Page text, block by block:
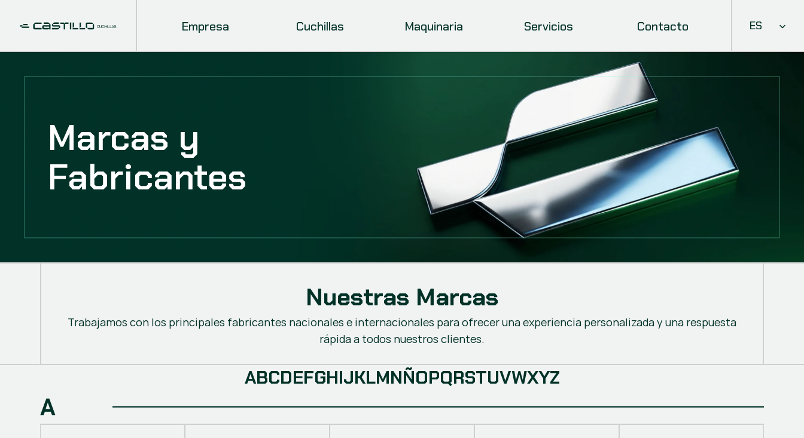
Empresa Cuchillas Maquinaria Servicios Contacto Select
ES
Marcas y
Fabricantes
Nuestras Marcas
Trabajamos con los principales fabricantes nacionales e internacionales para ofrecer una experiencia personalizada y una respuesta
rápida a todos nuestros clientes.
ABCDEFGHIJKLMNÑOPQRSTUVWXYZ
A